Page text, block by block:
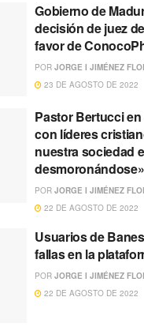
Gobierno de
decisión de juez
favor de
POR JORGE I JIMÉNEZ
23 DE AGOSTO DE 2022
Pastor Bertucci
con líderes
nuestra sociedad
desmoronándose»
POR JORGE I JIMÉNEZ
22 DE AGOSTO DE 2022
Usuarios de
fallas en la
POR JORGE I JIMÉNEZ
22 DE AGOSTO DE 2022